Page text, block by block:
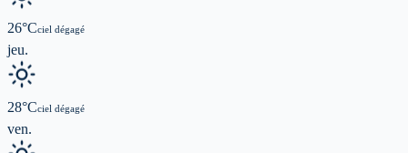
26°Cciel dégagé
jeu.
28°Cciel dégagé
ven.